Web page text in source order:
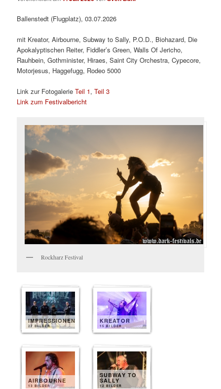
Ballenstedt (Flugplatz), 03.07.2026
mit Kreator, Airbourne, Subway to Sally, P.O.D., Biohazard, Die
Apokalyptischen Reiter, Fiddler’s Green, Walls Of Jericho,
Rauhbein, Gothminister, Hiraes, Saint City Orchestra, Cypecore,
Motorjesus, Haggefugg, Rodeo 5000
Link zur FotogalerieTeil 1,Teil 3
Link zum Festivalbericht
Rockharz Festival
IMPRESSIONEN
27 BILDER
KREATOR
15 BILDER
AIRBOURNE
13 BILDER
SUBWAY TO
SALLY
12 BILDER